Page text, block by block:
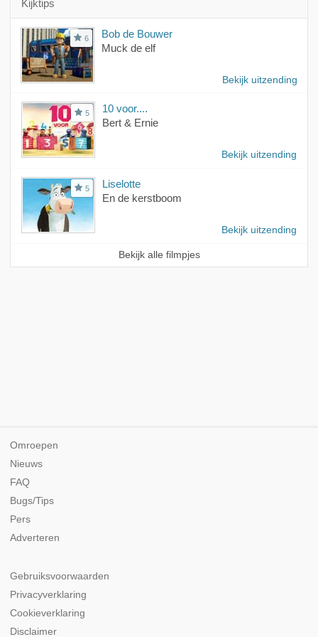
Kijktips
6
Bob de Bouwer
Muck de elf
Bekijk uitzending
5
10 voor....
Bert & Ernie
Bekijk uitzending
5
Liselotte
En de kerstboom
Bekijk uitzending
Bekijk alle filmpjes
Omroepen
Nieuws
FAQ
Bugs/Tips
Pers
Adverteren
Gebruiksvoorwaarden
Privacyverklaring
Cookieverklaring
Disclaimer